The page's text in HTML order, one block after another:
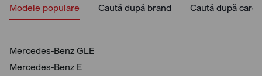
Modele populare Caută după brand Caută după
Mercedes-Benz GLE
Mercedes-Benz E